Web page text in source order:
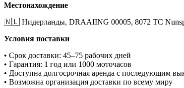
Местонахождение
🇳🇱 Нидерланды, DRAAIING 00005, 8072 TC
Условия поставки
• Срок доставки: 45–75 рабочих дней
• Гарантия: 1 год или 1000 моточасов
• Доступна долгосрочная аренда с последующим
• Возможна организация доставки по всему миру